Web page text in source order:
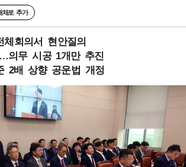
체로 추가
회의서 현안질의
의무 시공 1개만 추진
2배 상향 공운법 개정